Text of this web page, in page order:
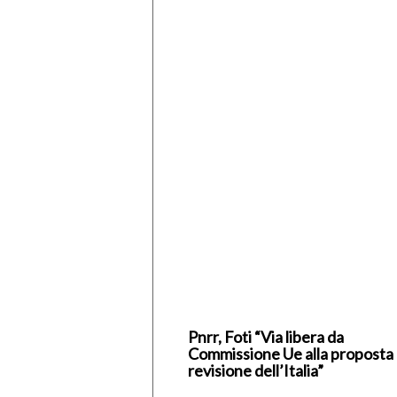
Pnrr, Foti “Via libera da
Commissione Ue alla proposta
revisione dell’Italia”